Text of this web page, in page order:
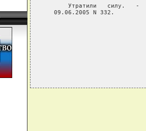
Утратили   силу.   -
   09.06.2005 N 332.